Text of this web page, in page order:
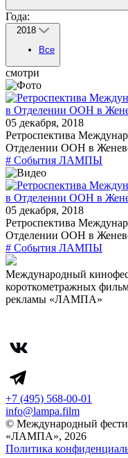
Года:
2018
Все
смотри
05 декабря, 2018
Ретроспектива
Отделении ООН в
# События ЛАМПЫ
05 декабря, 2018
Ретроспектива
Отделении ООН в
# События ЛАМПЫ
Международный
короткометражных
рекламы «ЛАМПА»
+7 (495) 568-00-01
info@lampa.film
© Международный
«ЛАМПА», 2026
Политика